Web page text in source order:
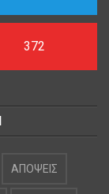
372
ΑΠΟΨΕΙΣ